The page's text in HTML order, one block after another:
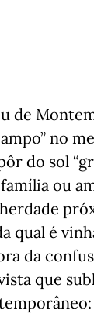
de
no
do sol
ou
qual é
da
que